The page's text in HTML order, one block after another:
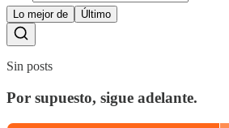
Lo mejor de Último
Sin posts
Por supuesto, sigue adelante.